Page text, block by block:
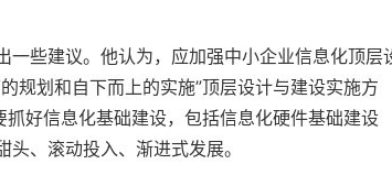
些建议。他认为，应加强中小企业信息化顶层
规划和自下而上的实施”顶层设计与建设实施方
好信息化基础建设，包括信息化硬件基础建设
、滚动投入、渐进式发展。